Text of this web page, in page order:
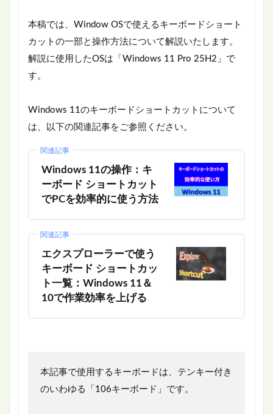
本稿では、Window OSで使えるキーボードショート
カットの一部と操作方法について解説いたします。
解説に使用したOSは「Windows 11 Pro 25H2」で
す。
Windows 11のキーボードショートカットについて
は、以下の関連記事をご参照ください。
関連記事
Windows 11の操作：キ
ーボード ショートカット
でPCを効率的に使う方法
関連記事
エクスプローラーで使う
キーボード ショートカッ
ト一覧：Windows 11＆
10で作業効率を上げる
本記事で使用するキーボードは、テンキー付き
のいわゆる「106キーボード」です。